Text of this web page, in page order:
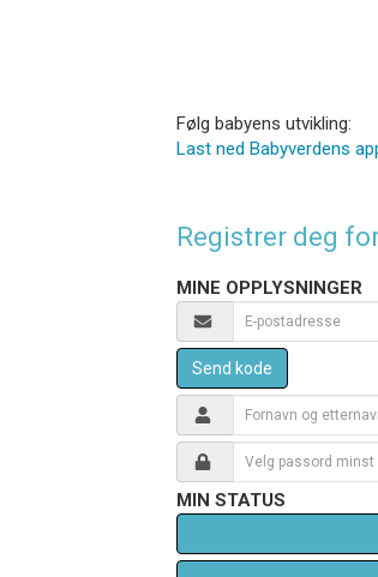
Følg babyens utvikling:
Last ned Babyverdens
Registrer deg
MINE OPPLYSNINGER
Send kode
MIN STATUS